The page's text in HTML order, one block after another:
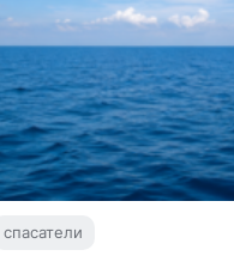
спасатели